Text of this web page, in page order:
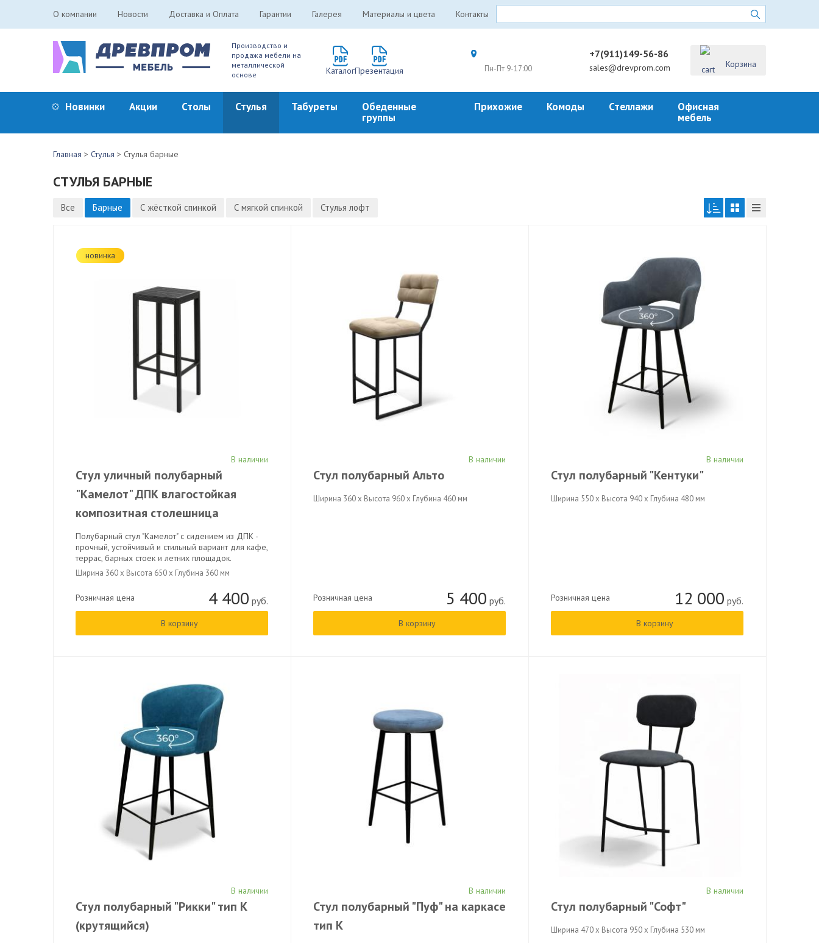
О компании Новости Доставка и Оплата Гарантии Галерея Материалы и цвета Контакты
Производство и
продажа мебели на
металлической
основе
КаталогПрезентация Пн-Пт 9-17:00
+7(911)149-56-86
sales@drevprom.com Корзина
Новинки Акции Столы Стулья Табуреты
Обеденные
группы
Прихожие Комоды Стеллажи
Офисная
мебель
Главная > Стулья > Стулья барные
СТУЛЬЯ БАРНЫЕ
Все Барные С жёсткой спинкой С мягкой спинкой Стулья лофт
В наличии
Стул уличный полубарный
"Камелот" ДПК влагостойкая
композитная столешница
новинка
Полубарный стул "Камелот" с сидением из ДПК -
прочный, устойчивый и стильный вариант для кафе,
террас, барных стоек и летних площадок.
Ширина 360 x Высота 650 x Глубина 360 мм
Розничная цена 4 400 руб.
В корзину
В наличии
Стул полубарный Альто
Ширина 360 x Высота 960 x Глубина 460 мм
Розничная цена 5 400 руб.
В корзину
В наличии
Стул полубарный "Кентуки"
Ширина 550 x Высота 940 x Глубина 480 мм
Розничная цена 12 000 руб.
В корзину
В наличии
Стул полубарный "Рикки" тип К
(крутящийся)
В наличии
Стул полубарный "Пуф" на каркасе
тип К
В наличии
Стул полубарный "Софт"
Ширина 470 x Высота 950 x Глубина 530 мм